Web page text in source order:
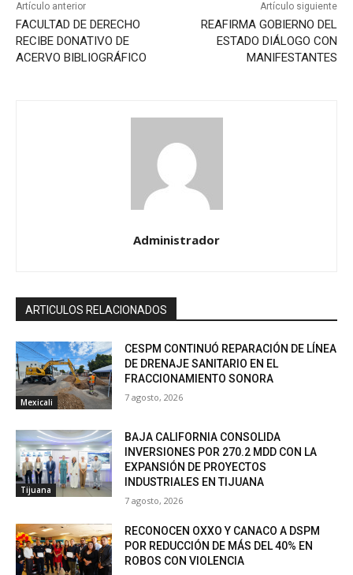
Artículo anterior
FACULTAD DE DERECHO
RECIBE DONATIVO DE
ACERVO BIBLIOGRÁFICO
Artículo siguiente
REAFIRMA GOBIERNO DEL
ESTADO DIÁLOGO CON
MANIFESTANTES
Administrador
ARTICULOS RELACIONADOS
Mexicali
CESPM CONTINUÓ REPARACIÓN DE LÍNEA
DE DRENAJE SANITARIO EN EL
FRACCIONAMIENTO SONORA
7 agosto, 2026
Tijuana
BAJA CALIFORNIA CONSOLIDA
INVERSIONES POR 270.2 MDD CON LA
EXPANSIÓN DE PROYECTOS
INDUSTRIALES EN TIJUANA
7 agosto, 2026
RECONOCEN OXXO Y CANACO A DSPM
POR REDUCCIÓN DE MÁS DEL 40% EN
ROBOS CON VIOLENCIA